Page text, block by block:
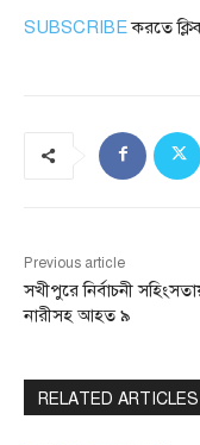
SUBSCRIBEকরতে
Previous article
সখীপুরে নির্বাচনী
নারীসহ আহত ৯
RELATED ARTICLES